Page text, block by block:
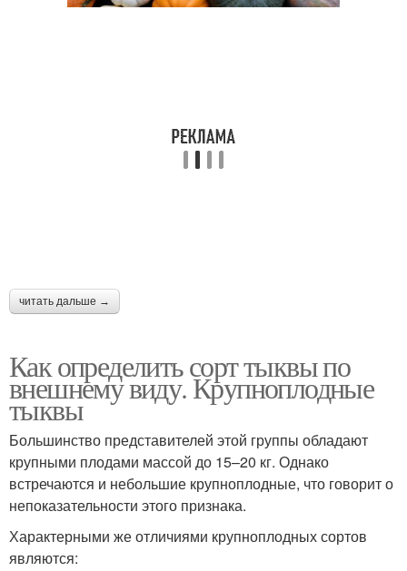
читать дальше →
Как определить сорт тыквы по
внешнему виду. Крупноплодные
тыквы
Большинство представителей этой группы обладают
крупными плодами массой до 15–20 кг. Однако
встречаются и небольшие крупноплодные, что говорит о
непоказательности этого признака.
Характерными же отличиями крупноплодных сортов
являются: